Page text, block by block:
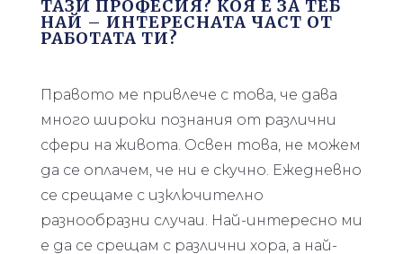
ТАЗИ ПРОФЕСИЯ? КОЯ Е ЗА ТЕБ
НАЙ – ИНТЕРЕСНАТА ЧАСТ ОТ
РАБОТАТА ТИ?
Правото ме привлече с това, че дава
много широки познания от различни
сфери на живота. Освен това, не можем
да се оплачем, че ни е скучно. Ежедневно
се срещаме с изключително
разнообразни случаи. Най-интересно ми
е да се срещам с различни хора, а най-